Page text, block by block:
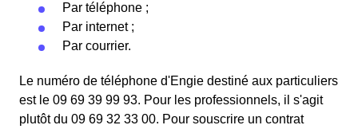
Par téléphone ;
Par internet ;
Par courrier.
Le numéro de téléphone d'Engie destiné aux particuliers
est le 09 69 39 99 93. Pour les professionnels, il s'agit
plutôt du 09 69 32 33 00. Pour souscrire un contrat